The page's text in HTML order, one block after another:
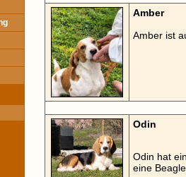
Amber
Amber ist
Odin
Odin hat
eine